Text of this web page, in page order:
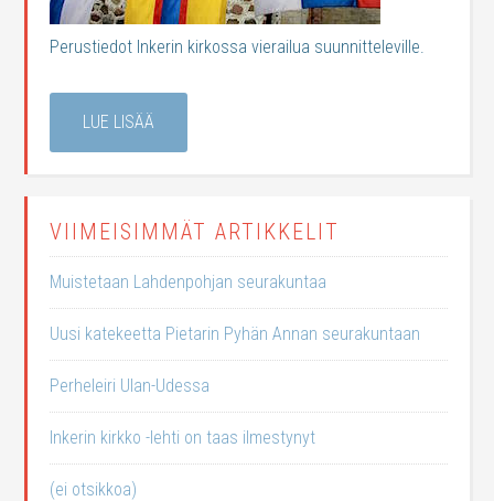
Perustiedot Inkerin kirkossa vierailua suunnitteleville.
LUE LISÄÄ
VIIMEISIMMÄT ARTIKKELIT
Muistetaan Lahdenpohjan seurakuntaa
Uusi katekeetta Pietarin Pyhän Annan seurakuntaan
Perheleiri Ulan-Udessa
Inkerin kirkko -lehti on taas ilmestynyt
(ei otsikkoa)